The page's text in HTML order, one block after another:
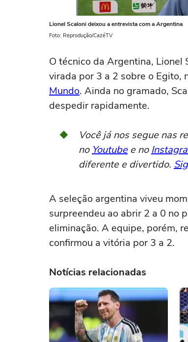
Lionel Scaloni deixou a entrevista com a Argentina
Foto: Reprodução/CazéTV
O técnico da Argentina, Lionel
virada por 3 a 2 sobre o Egito,
Mundo. Ainda no gramado,
despedir rapidamente.
Você já nos segue nas
no Youtubee no
diferente e divertido.
A seleção argentina viveu
surpreendeu ao abrir 2 a 0 no
eliminação. A equipe, porém,
confirmou a vitória por 3 a 2.
Notícias relacionadas